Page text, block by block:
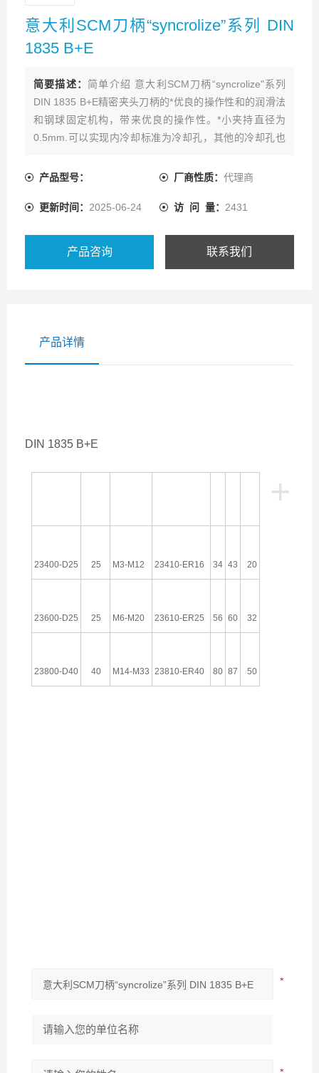
意大利SCM刀柄“syncrolize”系列 DIN
1835 B+E
简要描述： 简单介绍 意大利SCM刀柄“syncrolize"系列
DIN 1835 B+E精密夹头刀柄的*优良的操作性和的润滑法
和钢球固定机构，带来优良的操作性。*小夹持直径为
0.5mm.可以实现内冷却标准为冷却孔，其他的冷却孔也
的夹持力会*加紧夹口，牢固的固定住刀具。使用新型的
产品型号： 厂商性质： 代理商
更新时间： 2025-06-24 访 问 量： 2431
产品咨询 联系我们
产品详情
DIN 1835 B+E
+
23400-D25 25 M3-M12 23410-ER16 34 43 20
23600-D25 25 M6-M20 23610-ER25 56 60 32
23800-D40 40 M14-M33 23810-ER40 80 87 50